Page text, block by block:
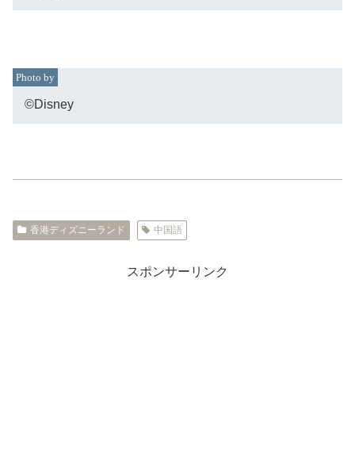
©Disney
香港ディズニーランド 中国語
スポンサーリンク